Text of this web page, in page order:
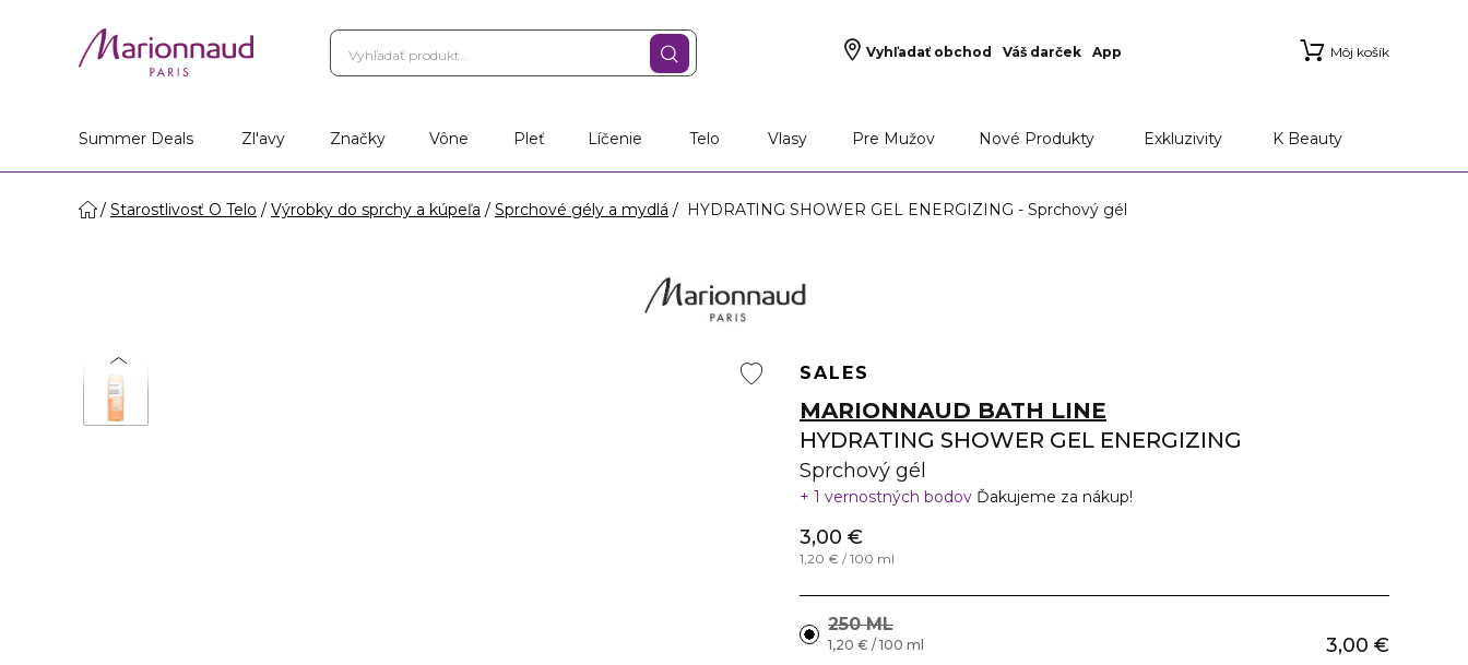
Vyhľadať obchod Váš darček App Môj košík
Summer Deals Zl'avy Značky Vône Pleť Líčenie Telo Vlasy Pre Mužov Nové Produkty Exkluzivity K Beauty
Starostlivosť O Telo Výrobky do sprchy a kúpeľa Sprchové gély a mydlá HYDRATING SHOWER GEL ENERGIZING - Sprchový gél
SALES
MARIONNAUD BATH LINE
HYDRATING SHOWER GEL ENERGIZING
Sprchový gél
1 vernostných bodov Ďakujeme za nákup!
3,00 €
1,20 € / 100 ml
250 ML
3,00 €
1,20 € / 100 ml